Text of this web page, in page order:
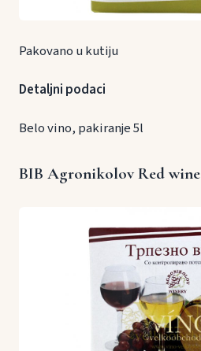
Pakovano u kutiju
Detaljni podaci
Belo vino, pakiranje 5l
BIB Agronikolov Red wine